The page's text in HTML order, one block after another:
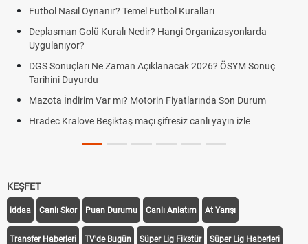
Futbol Nasıl Oynanır? Temel Futbol Kuralları
Deplasman Golü Kuralı Nedir? Hangi Organizasyonlarda
Uygulanıyor?
DGS Sonuçları Ne Zaman Açıklanacak 2026? ÖSYM Sonuç
Tarihini Duyurdu
Mazota İndirim Var mı? Motorin Fiyatlarında Son Durum
Hradec Kralove Beşiktaş maçı şifresiz canlı yayın izle
KEŞFET
iddaa Canlı Skor Puan Durumu Canlı Anlatım At Yarışı